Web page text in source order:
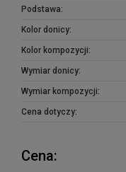
sprawdzi się jako
komody, idealnie
wprowadzając do
i ponadczasowy styl.
Podstawa:
Kolor donicy:
Kolor kompozycji:
Wymiar donicy:
Wymiar kompozycji:
Cena dotyczy:
Cena: